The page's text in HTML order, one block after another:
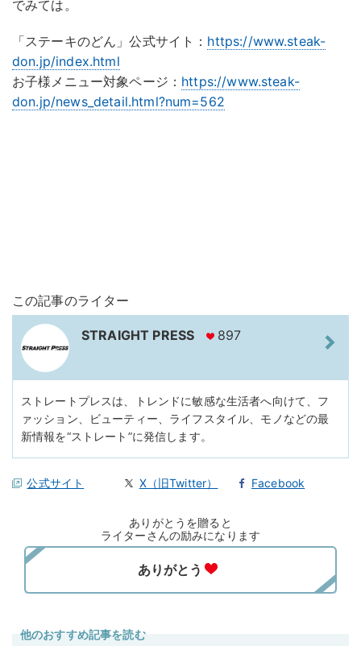
でみては。
「ステーキのどん」公式サイト： https://www.steak-
don.jp/index.html
お子様メニュー対象ページ： https://www.steak-
don.jp/news_detail.html?num=562
この記事のライター
STRAIGHT PRESS 897
ストレートプレスは、トレンドに敏感な生活者へ向けて、フ
ァッション、ビューティー、ライフスタイル、モノなどの最
新情報を“ストレート”に発信します。
公式サイト X（旧Twitter） Facebook
ありがとうを贈ると
ライターさんの励みになります
他のおすすめ記事を読む